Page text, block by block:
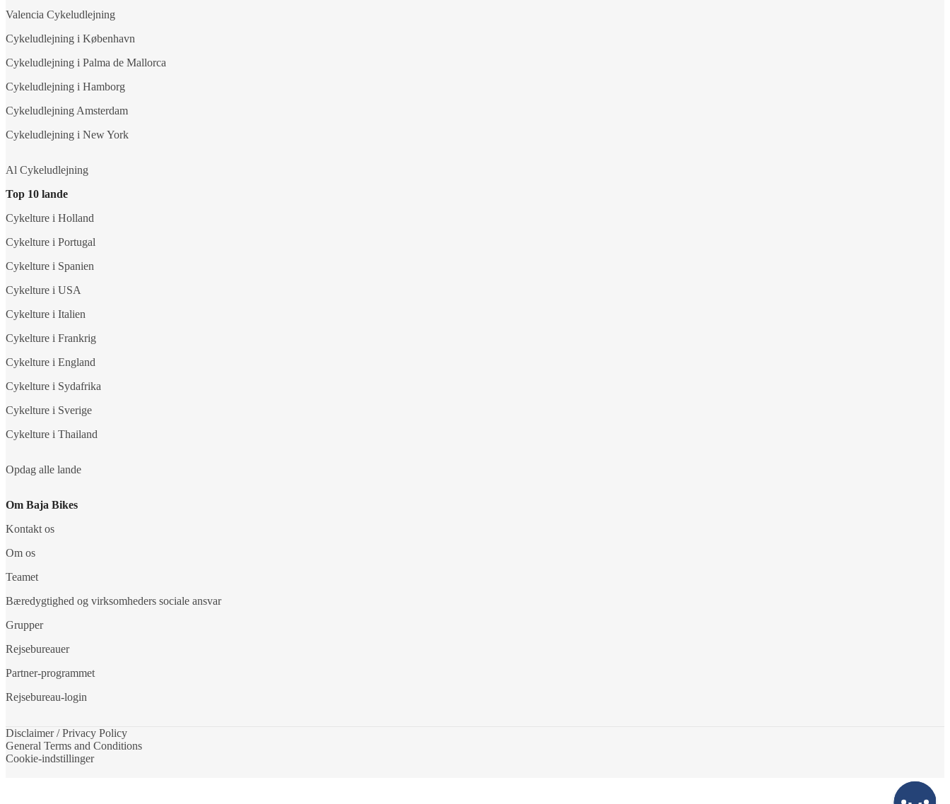
Valencia Cykeludlejning
Cykeludlejning i København
Cykeludlejning i Palma de Mallorca
Cykeludlejning i Hamborg
Cykeludlejning Amsterdam
Cykeludlejning i New York
Al Cykeludlejning
Top 10 lande
Cykelture i Holland
Cykelture i Portugal
Cykelture i Spanien
Cykelture i USA
Cykelture i Italien
Cykelture i Frankrig
Cykelture i England
Cykelture i Sydafrika
Cykelture i Sverige
Cykelture i Thailand
Opdag alle lande
Om Baja Bikes
Kontakt os
Om os
Teamet
Bæredygtighed og virksomheders sociale ansvar
Grupper
Rejsebureauer
Partner-programmet
Rejsebureau-login
Disclaimer / Privacy Policy
General Terms and Conditions
Cookie-indstillinger